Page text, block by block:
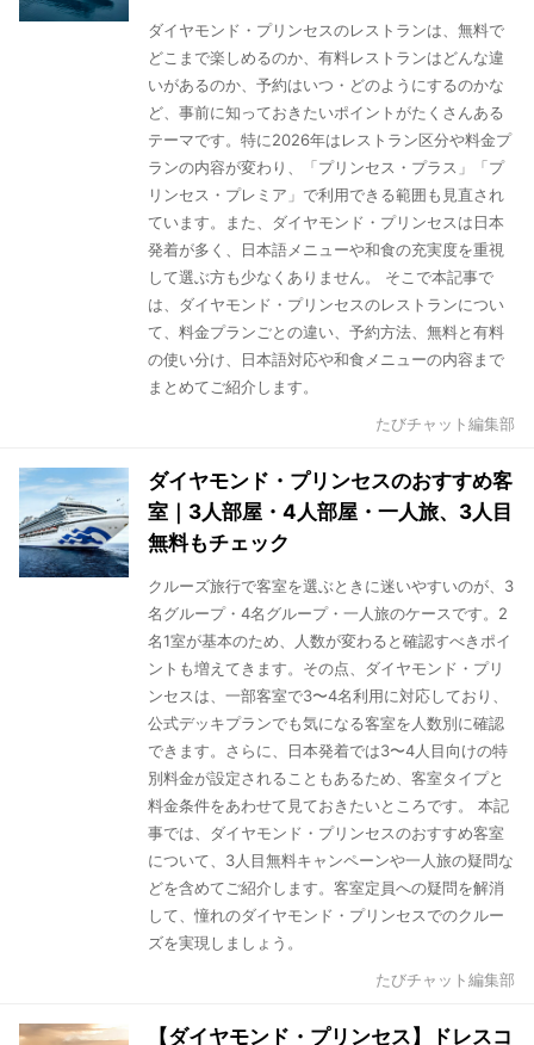
ダイヤモンド・プリンセスのレストランは、無料で
どこまで楽しめるのか、有料レストランはどんな違
いがあるのか、予約はいつ・どのようにするのかな
ど、事前に知っておきたいポイントがたくさんある
テーマです。特に2026年はレストラン区分や料金プ
ランの内容が変わり、「プリンセス・プラス」「プ
リンセス・プレミア」で利用できる範囲も見直され
ています。また、ダイヤモンド・プリンセスは日本
発着が多く、日本語メニューや和食の充実度を重視
して選ぶ方も少なくありません。 そこで本記事で
は、ダイヤモンド・プリンセスのレストランについ
て、料金プランごとの違い、予約方法、無料と有料
の使い分け、日本語対応や和食メニューの内容まで
まとめてご紹介します。
たびチャット編集部
ダイヤモンド・プリンセスのおすすめ客
室｜3人部屋・4人部屋・一人旅、3人目
無料もチェック
クルーズ旅行で客室を選ぶときに迷いやすいのが、3
名グループ・4名グループ・一人旅のケースです。2
名1室が基本のため、人数が変わると確認すべきポイ
ントも増えてきます。その点、ダイヤモンド・プリ
ンセスは、一部客室で3〜4名利用に対応しており、
公式デッキプランでも気になる客室を人数別に確認
できます。さらに、日本発着では3〜4人目向けの特
別料金が設定されることもあるため、客室タイプと
料金条件をあわせて見ておきたいところです。 本記
事では、ダイヤモンド・プリンセスのおすすめ客室
について、3人目無料キャンペーンや一人旅の疑問な
どを含めてご紹介します。客室定員への疑問を解消
して、憧れのダイヤモンド・プリンセスでのクルー
ズを実現しましょう。
たびチャット編集部
【ダイヤモンド・プリンセス】ドレスコ